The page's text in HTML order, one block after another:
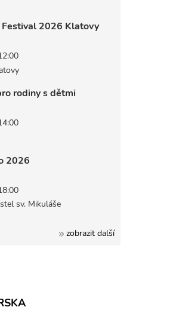
2026 Klatovy
rodiny s dětmi
2026
sv. Mikuláše
zobrazit další